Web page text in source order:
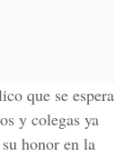
que se espera
y colegas ya
honor en la